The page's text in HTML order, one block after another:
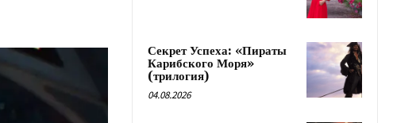
Секрет Успеха: «Пираты
Карибского Моря»
(трилогия)
04.08.2026